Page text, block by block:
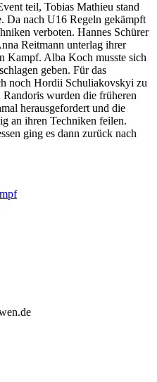
teil, Tobias Mathieu stand
Da nach U16 Regeln gekämpft
verboten. Hannes Schürer
Reitmann unterlag ihrer
Kampf. Alba Koch musste sich
geben. Für das
noch Hordii Schuliakovskyi zu
wurden die früheren
herausgefordert und die
an ihren Techniken feilen.
ging es dann zurück nach